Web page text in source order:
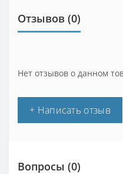
Отзывов (0)
Нет отзывов о данном
+ Написать отзыв
Вопросы (0)